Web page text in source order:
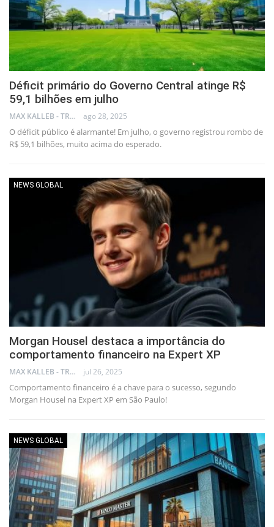
Déficit primário do Governo Central atinge R$
59,1 bilhões em julho
MAX KALLEB - TRADER ago 28, 2025
O déficit público é alarmante! Em julho, o governo registrou rombo de
R$ 59,1 bilhões, muito acima do esperado.
NEWS GLOBAL
Morgan Housel destaca a importância do
comportamento financeiro na Expert XP
MAX KALLEB - TRADER jul 26, 2025
Comportamento financeiro é a chave para o sucesso, segundo
Morgan Housel na Expert XP em São Paulo!
NEWS GLOBAL